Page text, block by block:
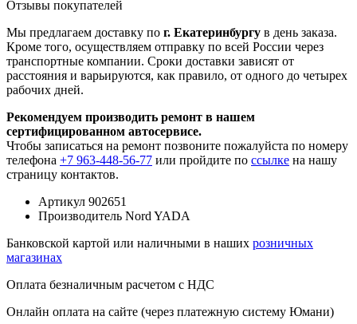
Отзывы покупателей
Мы предлагаем доставку по г. Екатеринбургу в день заказа.
Кроме того, осуществляем отправку по всей России через
транспортные компании. Сроки доставки зависят от
расстояния и варьируются, как правило, от одного до четырех
рабочих дней.
Рекомендуем производить ремонт в нашем
сертифицированном автосервисе.
Чтобы записаться на ремонт позвоните пожалуйста по номеру
телефона +7 963-448-56-77 или пройдите по ссылке на нашу
страницу контактов.
Артикул 902651
Производитель Nord YADA
Банковской картой или наличными в наших розничных
магазинах
Оплата безналичным расчетом с НДС
Онлайн оплата на сайте (через платежную систему Юмани)